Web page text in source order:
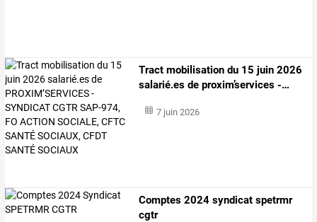
Tract mobilisation du 15 juin 2026
salarié.es de proxim’services -…
7 juin 2026
Comptes 2024 syndicat spetrmr
cgtr